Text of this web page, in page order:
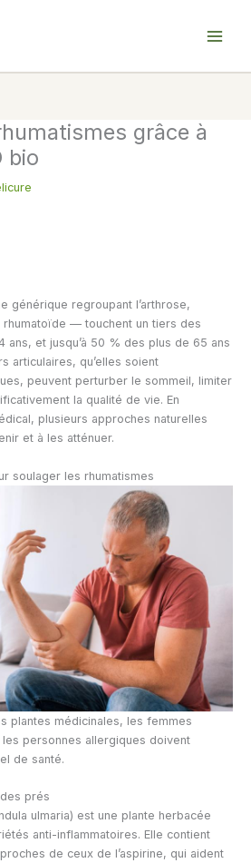
grâce à
bio
générique regroupant l’arthrose,
rhumatoïde — touchent un tiers des
ans, et jusqu’à 50 % des plus de 65 ans
articulaires, qu’elles soient
peuvent perturber le sommeil, limiter
la qualité de vie. En
plusieurs approches naturelles
et à les atténuer.
soulager les rhumatismes
plantes médicinales, les femmes
personnes allergiques doivent
de santé.
prés
ulmaria) est une plante herbacée
anti-inflammatoires. Elle contient
de ceux de l’aspirine, qui aident